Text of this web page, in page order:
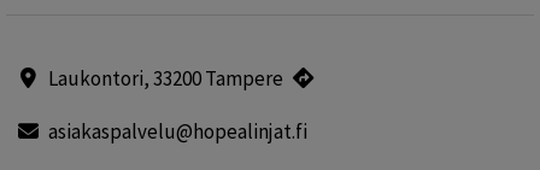
Laukontori, 33200 Tampere
asiakaspalvelu@hopealinjat.fi